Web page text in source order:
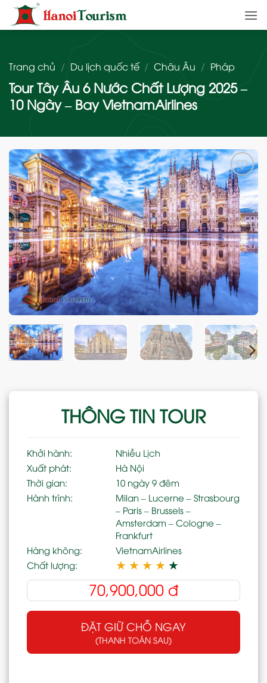
qua
nội
Trang chủ / Du lịch quốc tế / Châu Âu / Pháp
Tour Tây Âu 6 Nước Chất Lượng 2025 –
10 Ngày – Bay VietnamAirlines
Add
to
wishlist
THÔNG TIN TOUR
Khởi hành:
Nhiều Lịch
Xuất phát:
Hà Nội
Thời gian:
10 ngày 9 đêm
Hành trình:
Milan – Lucerne – Strasbourg
– Paris – Brussels –
Amsterdam – Cologne –
Frankfurt
Hàng không:
VietnamAirlines
Chất lượng:
★ ★ ★ ★ ★
70,900,000 đ
ĐẶT GIỮ CHỖ NGAY
(THANH TOÁN SAU)